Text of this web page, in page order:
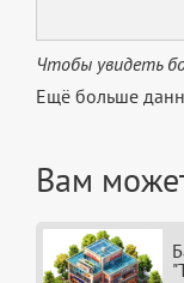
Чтобы увидеть
Ещё больше
Вам